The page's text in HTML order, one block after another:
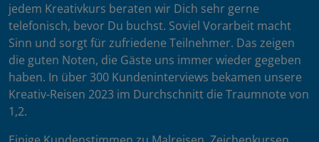
jedem Kreativkurs beraten wir Dich sehr gerne
telefonisch, bevor Du buchst. Soviel Vorarbeit macht
Sinn und sorgt für zufriedene Teilnehmer. Das zeigen
die guten Noten, die Gäste uns immer wieder gegeben
haben. In über 300 Kundeninterviews bekamen unsere
Kreativ-Reisen 2023 im Durchschnitt die Traumnote von
1,2.